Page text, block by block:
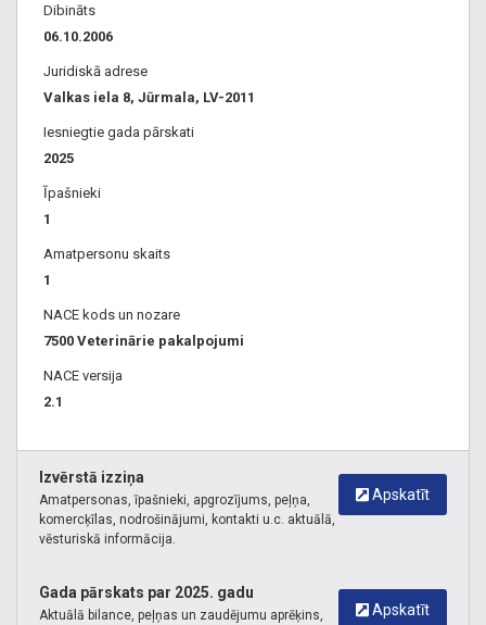
diagnostika, ortopēdija, reprodukcija, ekspress analīzes,
inhalācijas narkoze
Dibināts
06.10.2006
Juridiskā adrese
Valkas iela 8, Jūrmala, LV-2011
Iesniegtie gada pārskati
2025
Īpašnieki
1
Amatpersonu skaits
1
NACE kods un nozare
7500 Veterinārie pakalpojumi
NACE versija
2.1
Apskatīt
Izvērstā izziņa
Amatpersonas, īpašnieki, apgrozījums, peļņa,
komercķīlas, nodrošinājumi, kontakti u.c. aktuālā,
vēsturiskā informācija.
Apskatīt
Gada pārskats par 2025. gadu
Aktuālā bilance, peļņas un zaudējumu aprēķins,